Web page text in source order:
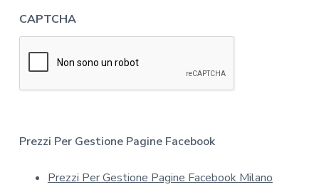
f
o
t
a
c
y
*
CAPTCHA
Prezzi Per Gestione Pagine Facebook
Prezzi Per Gestione Pagine Facebook Milano